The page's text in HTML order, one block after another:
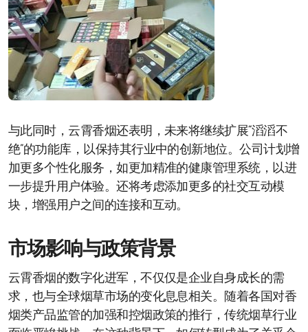
与此同时，云霄香烟还表明，未来将继续扩展“滔滔不
绝”的功能库，以保持其行业中的创新地位。公司计划增
加更多个性化服务，如更加精准的健康管理系统，以进
一步提升用户体验。还将考虑添加更多的社交互动模
块，增强用户之间的连接和互动。
市场影响与政策背景
云霄香烟的数字化进军，不仅仅是企业自身成长的需
求，也与全球烟草市场的变化息息相关。随着各国对香
烟类产品监管的加强和控烟政策的推行，传统烟草行业